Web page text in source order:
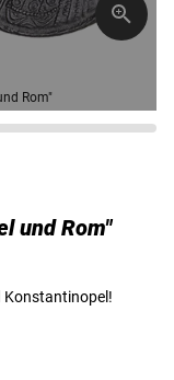
Rom"
und Rom"
Konstantinopel!